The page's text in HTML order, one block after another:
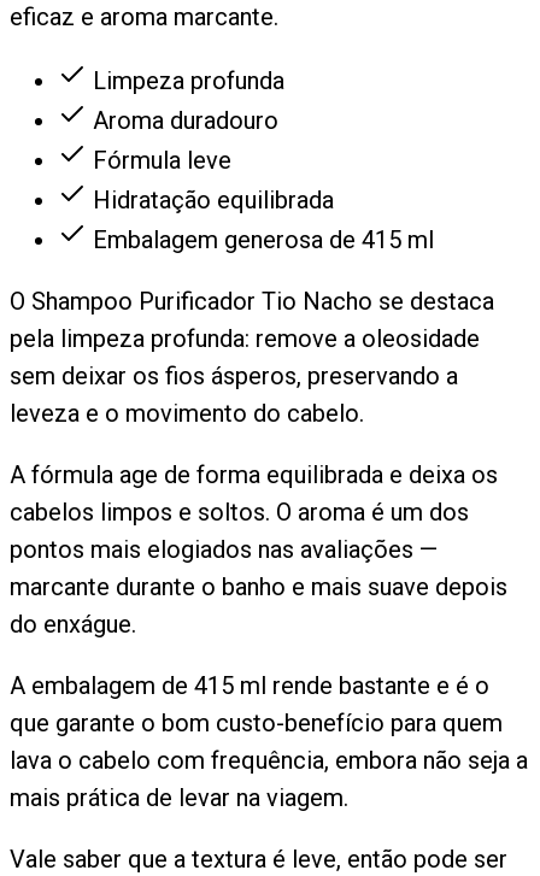
eficaz e aroma marcante.
Limpeza profunda
Aroma duradouro
Fórmula leve
Hidratação equilibrada
Embalagem generosa de 415 ml
O Shampoo Purificador Tio Nacho se destaca
pela limpeza profunda: remove a oleosidade
sem deixar os fios ásperos, preservando a
leveza e o movimento do cabelo.
A fórmula age de forma equilibrada e deixa os
cabelos limpos e soltos. O aroma é um dos
pontos mais elogiados nas avaliações —
marcante durante o banho e mais suave depois
do enxágue.
A embalagem de 415 ml rende bastante e é o
que garante o bom custo-benefício para quem
lava o cabelo com frequência, embora não seja a
mais prática de levar na viagem.
Vale saber que a textura é leve, então pode ser